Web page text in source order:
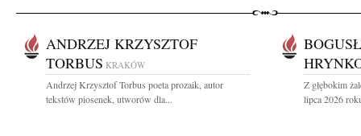
ANDRZEJ KRZYSZTOF
TORBUS KRAKÓW
Andrzej Krzysztof Torbus poeta prozaik, autor
tekstów piosenek, utworów dla...
Z głębokim
lipca 2026